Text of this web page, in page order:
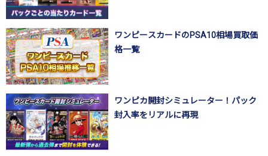
ワンピースカードのPSA10相場買取価
格一覧
ワンピカ開封シミュレーター！パック
封入率をリアルに再現